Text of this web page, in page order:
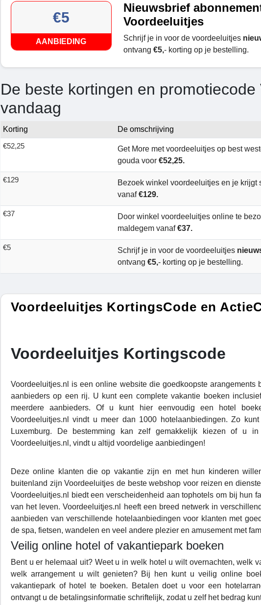
€5
AANBIEDING
Nieuwsbrief
Voordeeluitjes
Schrijf je in voor de voordeeluitjes
ontvang €5,- korting op je bestelling.
De beste kortingen en
vandaag
Korting De omschrijving
€52,25
Get More met voordeeluitjes op best
gouda voor €52,25.
€129
Bezoek winkel voordeeluitjes en je krijgt
vanaf€129.
€37
Door winkel voordeeluitjes online te
maldegem vanaf€37.
€5 Schrijf je in voor de voordeeluitjes
ontvang €5,- korting op je bestelling.
Voordeeluitjes KortingsCode en
Voordeeluitjes Kortingscode
Voordeeluitjes.nl is een online website die goedkoopste
aanbieders op een rij. U kunt een complete vakantie boeken
meerdere aanbieders. Of u kunt hier eenvoudig een hotel
Voordeeluitjes.nl vindt u meer dan 1000 hotelaanbiedingen. Zo
Luxemburg. De bestemming kan zelf gemakkelijk kiezen of u
Voordeeluitjes.nl, vindt u altijd voordelige aanbiedingen!
Deze online klanten die op vakantie zijn en met hun kinderen
buitenland zijn Voordeeluitjes de beste webshop voor reizen en
Voordeeluitjes.nl biedt een verscheidenheid aan tophotels om bij hun
van het leven. Voordeeluitjes.nl heeft een breed netwerk in
aanbieden van verschillende hotelaanbiedingen voor klanten met
de spa, fietsen, wandelen en veel andere plezier en amusement met
Veilig online hotel of vakantiepark boeken
Bent u er helemaal uit? Weet u in welk hotel u wilt overnachten, welk
welk arrangement u wilt genieten? Bij hen kunt u veilig online
vakantiepark of hotel te boeken. Betalen doet u voor een
ontvangt u de betalingsinformatie schriftelijk, zodat u zelf het bedrag